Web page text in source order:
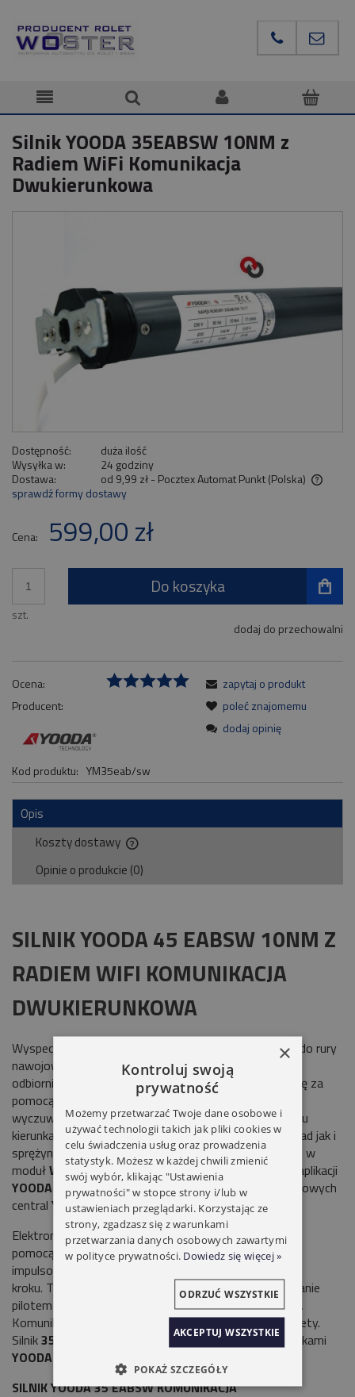
Silnik YOODA 35EABSW 10NM z
Radiem WiFi Komunikacja
Dwukierunkowa
Dostępność:
duża ilość
Wysyłka w:
24 godziny
Dostawa:
od 9,99 zł - Pocztex Automat Punkt (Polska)
Cena nie zawiera ewentualnych kosztów płatności
sprawdź formy dostawy
Cena: 599,00 zł
szt.
Do koszyka
dodaj do przechowalni
Ocena:
Producent:
Kod produktu: YM35eab/sw
zapytaj o produkt
poleć znajomemu
dodaj opinię
Opis
Koszty dostawy
Cena nie zawiera ewentualnych kosztów płatności
Opinie o produkcie (0)
SILNIK YOODA 45 EABSW 10NM Z
RADIEM WIFI KOMUNIKACJA
DWUKIERUNKOWA
Wyspecjalizowany silnik radiowy do rolet montowany do rury
nawojowej
. Silnik do roletYoodaz wbudowanym
odbiornikiem radiowym. Seria35EABSW Komunikuje się za
pomocą WiFi. Posiada mechanizm detekcji przeszkód,
wyczuwając opór zatrzymuje się. Detekcja działa w obu
kierunkach - możliwość zastosowania wieszaków blokad jak i
sprężynowych. Silnik YoodaEAB/SWWyposażony jest w
modułWiFi- który umożliwia sterowanie napędem z aplikacji
YOODA SMART HOMEbez konieczności użycia dodatkowych
central YSH.
Elektroniczne wyłączniki krańcowe, programowanie za
pomocą pilota. Możliwość podłączenia przełącznika
impulsowego, który steruje napędem w trybie krok po
kroku. Technologia umożliwia bezprzewodowe sterowanie
pilotem i smartfonem z dowolnego miejsca na świecie.
Komunikacja Dwukierunkowa potwierdza położenie rolety.
Silnik35EAB/SW
jest kompatybilny z pilotami i centralkami
YOODA SMART HOME.
SILNIK YOODA 35 EABSW KOMUNIKACJA
×
Kontroluj swoją
prywatność
Możemy przetwarzać Twoje dane osobowe i
używać technologii takich jak pliki cookies w
celu świadczenia usług oraz prowadzenia
statystyk. Możesz w każdej chwili zmienić
swój wybór, klikając "Ustawienia
prywatności" w stopce strony i/lub w
ustawieniach przeglądarki. Korzystając ze
strony, zgadzasz się z warunkami
przetwarzania danych osobowych zawartymi
w polityce prywatności. Dowiedz się więcej »
AKCEPTUJ WSZYSTKIE
ODRZUĆ WSZYSTKIE
POKAŻ SZCZEGÓŁY